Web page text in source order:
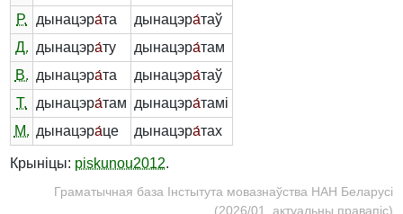
Р.
дынацэра́та дынацэра́таў
Д. дынацэра́ту дынацэра́там
В. дынацэра́та дынацэра́таў
Т.
дынацэра́там дынацэра́тамі
М. дынацэра́це дынацэра́тах
Крыніцы: piskunou2012.
Граматычная база Інстытута мовазнаўства НАН Беларусі
(2026/01, актуальны правапіс)